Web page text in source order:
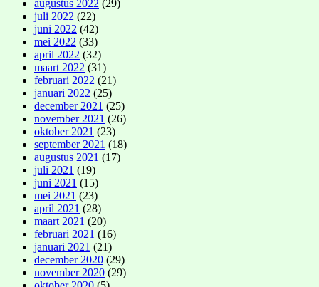
augustus 2022 (29)
juli 2022 (22)
juni 2022 (42)
mei 2022 (33)
april 2022 (32)
maart 2022 (31)
februari 2022 (21)
januari 2022 (25)
december 2021 (25)
november 2021 (26)
oktober 2021 (23)
september 2021 (18)
augustus 2021 (17)
juli 2021 (19)
juni 2021 (15)
mei 2021 (23)
april 2021 (28)
maart 2021 (20)
februari 2021 (16)
januari 2021 (21)
december 2020 (29)
november 2020 (29)